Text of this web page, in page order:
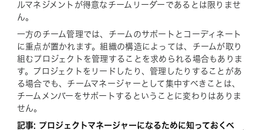
ルマネジメントが得意なチームリーダーであるとは限りませ
ん。
一方のチーム管理では、チームのサポートとコーディネート
に重点が置かれます。組織の構造によっては、チームが取り
組むプロジェクトを管理することを求められる場合もありま
す。プロジェクトをリードしたり、管理したりすることがあ
る場合でも、チームマネージャーとして集中すべきことは、
チームメンバーをサポートするということに変わりはありま
せん。
記事: プロジェクトマネージャーになるために知っておくべ